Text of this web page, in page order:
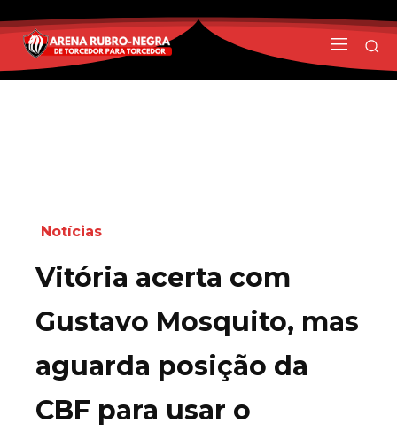
Notícias
Vitória acerta com
Gustavo Mosquito, mas
aguarda posição da
CBF para usar o